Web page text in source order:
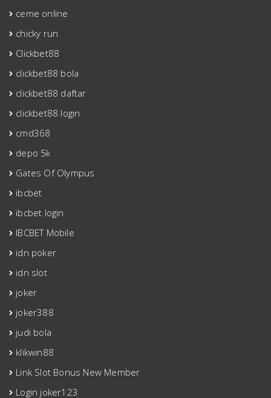
ceme online
chicky run
Clickbet88
clickbet88 bola
clickbet88 daftar
clickbet88 login
cmd368
depo 5k
Gates Of Olympus
ibcbet
ibcbet login
IBCBET Mobile
idn poker
idn slot
joker
joker388
judi bola
klikwin88
Link Slot Bonus New Member
Login joker123